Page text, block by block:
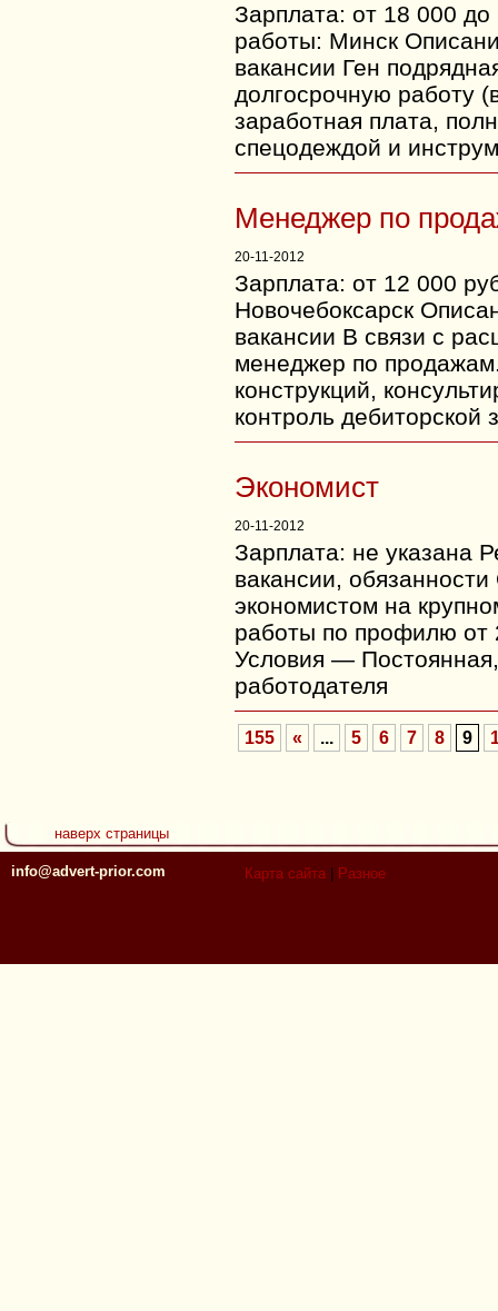
Зарплата: от 18 000
работы: Минск
вакансии Ген
долгосрочную работу
заработная плата,
спецодеждой и
Менеджер по
20-11-2012
Зарплата: от 12 000
Новочебоксарск
вакансии В связи с
менеджер по
конструкций,
контроль дебиторской
Экономист
20-11-2012
Зарплата: не указана
вакансии,
экономистом на
работы по профилю
Условия —
работодателя
155 « ... 5 6 7 8 9
наверх страницы
info@advert-prior.com Карта сайта Разное